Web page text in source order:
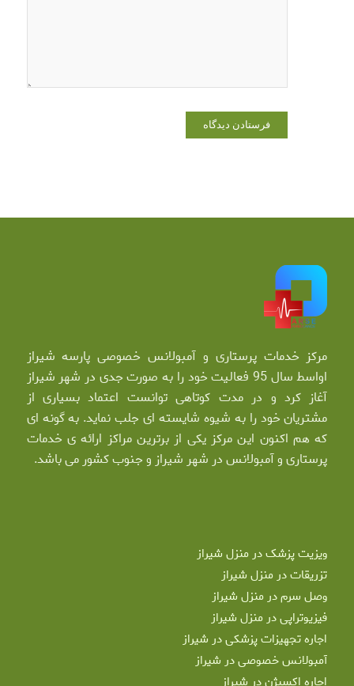
مرکز خدمات پرستاری و آمبولانس خصوصی پارسه شیراز
اواسط سال 95 فعالیت خود را به صورت جدی در شهر شیراز
آغاز کرد و در مدت کوتاهی توانست اعتماد بسیاری از
مشتریان خود را به شیوه شایسته ای جلب نماید. به گونه ای
که هم اکنون این مرکز یکی از برترین مراکز ارائه ی خدمات
پرستاری و آمبولانس در شهر شیراز و جنوب کشور می باشد.
ویزیت پزشک در منزل شیراز
تزریقات در منزل شیراز
وصل سرم در منزل شیراز
فیزیوتراپی در منزل شیراز
اجاره تجهیزات پزشکی در شیراز
آمبولانس خصوصی در شیراز